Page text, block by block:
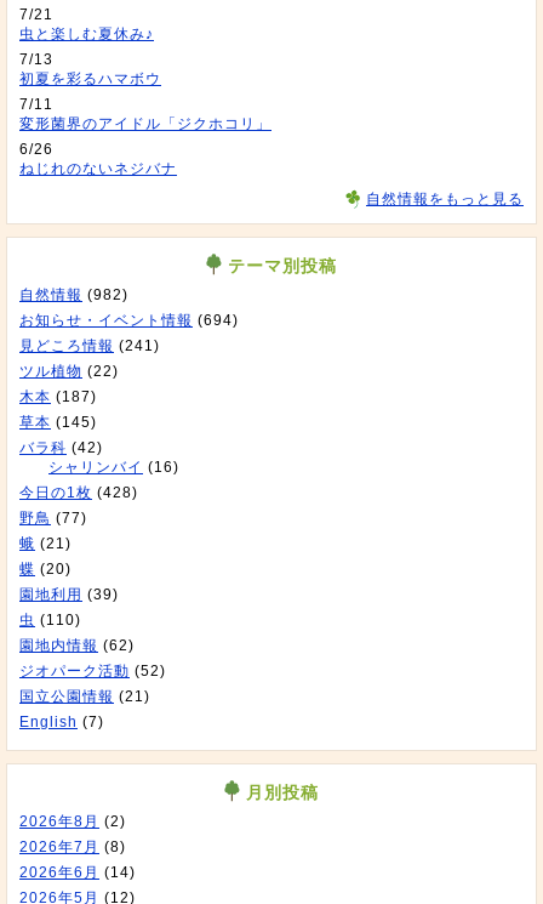
7/21
虫と楽しむ夏休み♪
7/13
初夏を彩るハマボウ
7/11
変形菌界のアイドル「ジクホコリ」
6/26
ねじれのないネジバナ
自然情報をもっと見る
テーマ別投稿
自然情報 (982)
お知らせ・イベント情報 (694)
見どころ情報 (241)
ツル植物 (22)
木本 (187)
草本 (145)
バラ科 (42)
シャリンバイ (16)
今日の1枚 (428)
野鳥 (77)
蛾 (21)
蝶 (20)
園地利用 (39)
虫 (110)
園地内情報 (62)
ジオパーク活動 (52)
国立公園情報 (21)
English (7)
月別投稿
2026年8月 (2)
2026年7月 (8)
2026年6月 (14)
2026年5月 (12)